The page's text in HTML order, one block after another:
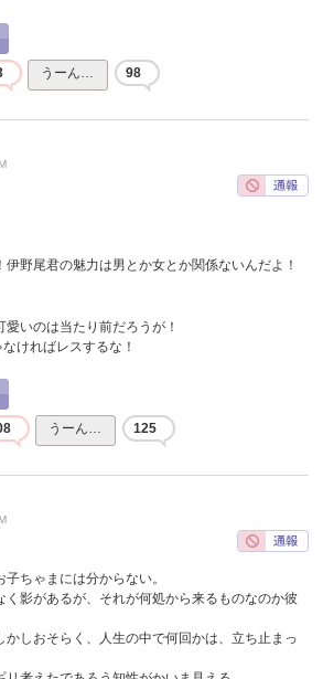
うーん… 98
伊野尾君の魅力は男とか女とか関係ないんだよ！
愛いのは当たり前だろうが！
ければレスするな！
うーん… 125
ちゃまには分からない。
く影があるが、それが何処から来るものなのか彼
かしおそらく、人生の中で何回かは、立ち止まっ